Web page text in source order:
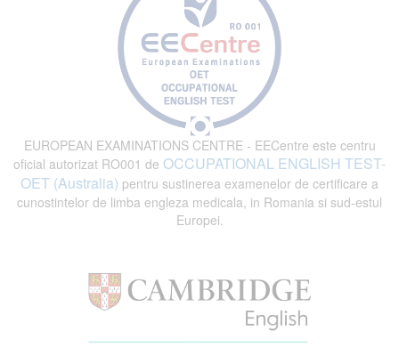
EUROPEAN EXAMINATIONS CENTRE - EECentre este centru
oficial autorizat RO001 de OCCUPATIONAL ENGLISH TEST-
OET (Australia) pentru sustinerea examenelor de certificare a
cunostintelor de limba engleza medicala, in Romania si sud-estul
Europei.